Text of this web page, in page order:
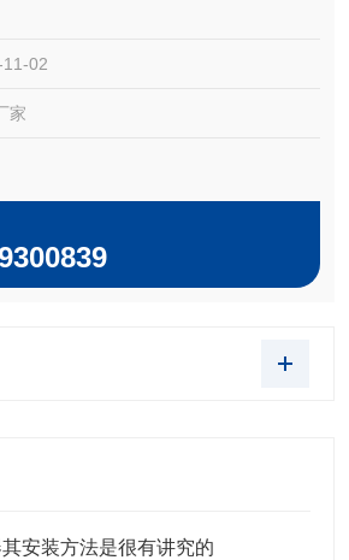
02
家
安装方法是很有讲究的